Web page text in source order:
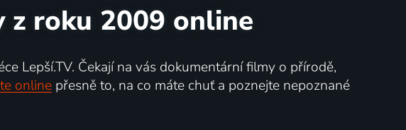
z roku 2009 online
Lepší.TV. Čekají na vás dokumentární filmy o přírodě,
onlinepřesně to, na co máte chuť a poznejte nepoznané